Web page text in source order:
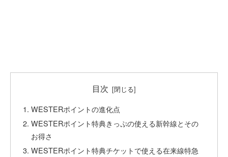
目次
WESTERポイントの進化点
WESTERポイント特典きっぷの使える新幹線とその
お得さ
WESTERポイント特典チケットで使える在来線特急